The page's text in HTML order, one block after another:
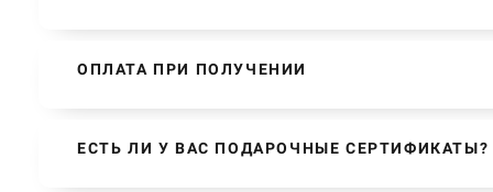
ОПЛАТА ПРИ ПОЛУЧЕНИИ
ЕСТЬ ЛИ У ВАС ПОДАРОЧНЫЕ СЕРТИФИКАТЫ?